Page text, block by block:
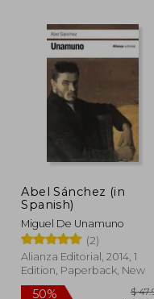
Abel Sánchez (in
Spanish)
Miguel De Unamuno
(2)
Alianza Editorial, 2014, 1
Edition, Paperback, New